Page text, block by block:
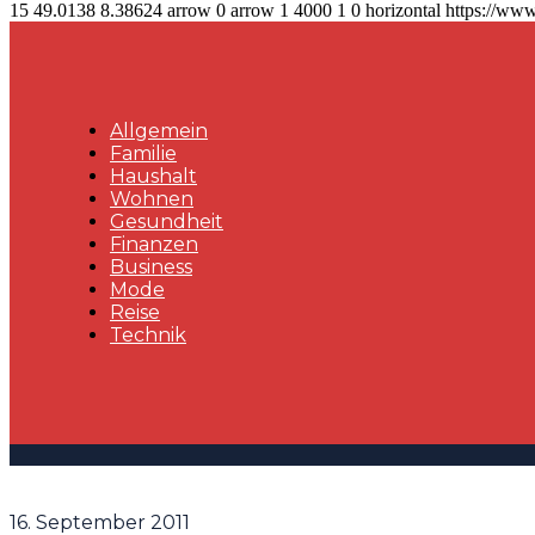
15 49.0138 8.38624 arrow 0 arrow 1 4000 1 0 horizontal https://
Allgemein
Familie
Haushalt
Wohnen
Gesundheit
Finanzen
Business
Mode
Reise
Technik
16. September 2011